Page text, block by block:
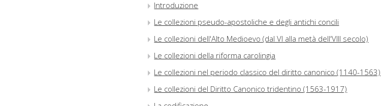
Introduzione
Le collezioni pseudo-apostoliche e degli antichi concili
Le collezioni dell'Alto Medioevo (dal VI alla metà dell'VIII secolo)
Le collezioni della riforma carolingia
Le collezioni nel periodo classico del diritto canonico (1140-1563)
Le collezioni del Diritto Canonico tridentino (1563-1917)